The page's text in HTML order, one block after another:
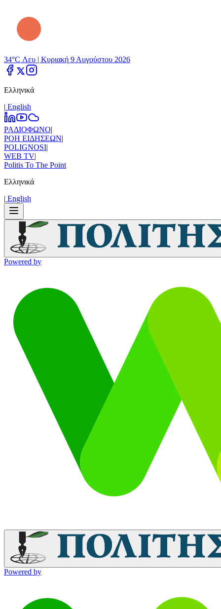
34°C Λευ | Κυριακή 9 Αυγούστου 2026
Ελληνικά
| Εnglish
ΡΑΔΙΟΦΩΝΟ|
ΡΟΗ ΕΙΔΗΣΕΩΝ|
POLIGNOSI|
WEB TV|
Politis To The Point
Ελληνικά
| Εnglish
Powered by
Powered by